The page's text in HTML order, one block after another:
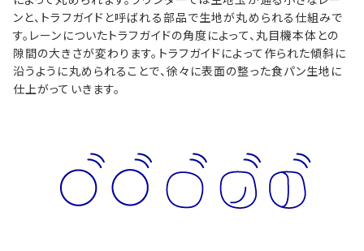
ンと、トラフガイドと呼ばれる部品で生地が丸められる仕組みで
す。レーンについたトラフガイドの角度によって、丸目機本体との
隙間の大きさが変わります。トラフガイドによって作られた傾斜に
沿うように丸められることで、徐々に表面の整った食パン生地に
仕上がっていきます。